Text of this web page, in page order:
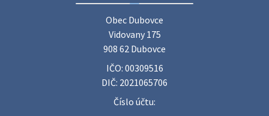
Základná organizácia Únie žien Slovenska Dubovce
srdečne pozýva svoje členky, ich rodinných príslušníkov aj
priateľov na jednodňový zájazd na termálne kúpalisko
Poradne komplexnej pomoci
Obec Dubovce
Vidovany 175
908 62 Dubovce
IČO: 00309516
DIČ: 2021065706
Číslo účtu: